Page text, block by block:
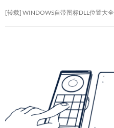
[转载] WINDOWS自带图标DLL位置大全